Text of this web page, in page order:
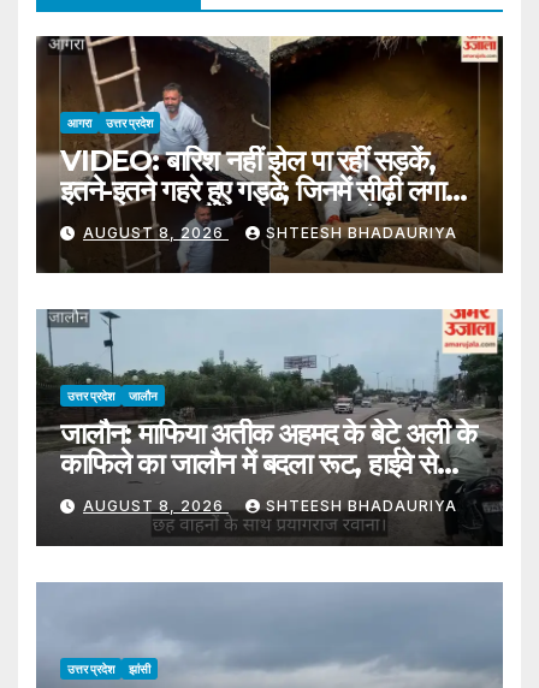
आगरा उत्तर प्रदेश
VIDEO: बारिश नहीं झेल पा रहीं सड़कें,
इतने-इतने गहरे हुए गड्ढे; जिनमें सीढ़ी लगाकर
20 फीट तक नीचे उतर गए सपा नेता
AUGUST 8, 2026 SHTEESH BHADAURIYA
उत्तर प्रदेश जालौन
जालौन: माफिया अतीक अहमद के बेटे अली के
काफिले का जालौन में बदला रूट, हाईवे से
प्रयागराज रवाना
AUGUST 8, 2026 SHTEESH BHADAURIYA
उत्तर प्रदेश झांसी